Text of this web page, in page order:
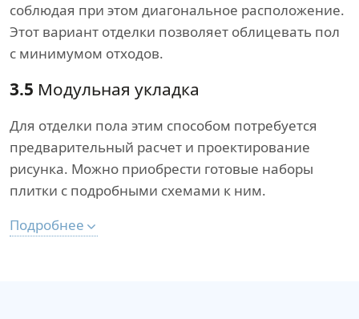
соблюдая при этом диагональное расположение.
Этот вариант отделки позволяет облицевать пол
с минимумом отходов.
3.5 Модульная укладка
Для отделки пола этим способом потребуется
предварительный расчет и проектирование
рисунка. Можно приобрести готовые наборы
плитки с подробными схемами к ним.
Подробнее